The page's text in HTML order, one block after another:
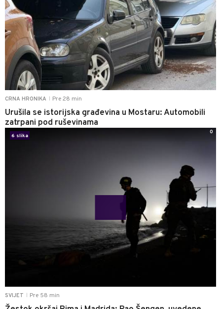
CRNA HRONIKA Pre 28 min
Urušila se istorijska građevina u Mostaru: Automobili
zatrpani pod ruševinama
SVIJET Pre 58 min
6 slika
0